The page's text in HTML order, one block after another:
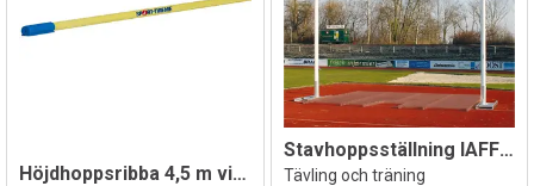
Höjdhoppsribba 4,5 m vit/röd
Stavhoppsställning IAFF godkänd
Tävling och träning